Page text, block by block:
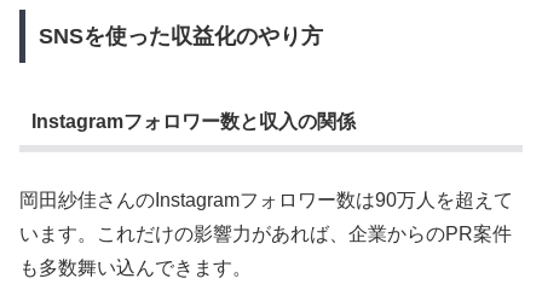
SNSを使った収益化のやり方
Instagramフォロワー数と収入の関係
岡田紗佳さんのInstagramフォロワー数は90万人を超えて
います。これだけの影響力があれば、企業からのPR案件
も多数舞い込んできます。